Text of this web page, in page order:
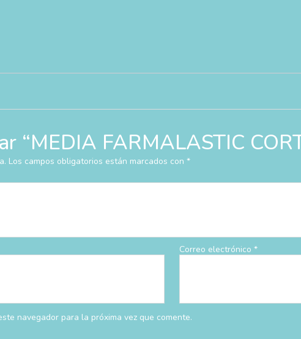
“MEDIA FARMALASTIC
Los campos obligatorios están marcados con *
Correo electrónico*
navegador para la próxima vez que comente.